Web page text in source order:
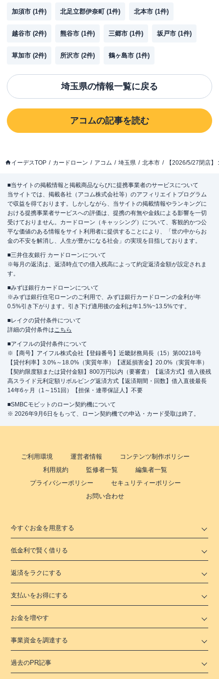
加須市 (1件) 北足立郡伊奈町 (1件) 北本市 (1件)
越谷市 (2件) 熊谷市 (1件) 三郷市 (1件) 坂戸市 (1件)
草加市 (2件) 所沢市 (2件) 鶴ヶ島市 (1件)
埼玉県の情報一覧に戻る
アコムの記事を読む
イーデスTOP カードローン アコム 埼玉県 北本市 【2026/5/27閉店
■当サイトの掲載情報と掲載商品ならびに提携事業者のサービスについて
当サイトでは、掲載各社（アコム株式会社等）のアフィリエイトプログラム
で収益を得ております。しかしながら、当サイトの掲載情報やランキングに
おける提携事業者サービスへの評価は、提携の有無や金銭による影響を一切
受けておりません。カードローン（キャッシング）について、客観的かつ公
平な価値のある情報をサイト利用者に提供することにより、「世の中からお
金の不安を解消し、人生が豊かになる社会」の実現を目指しております。
■三井住友銀行 カードローンについて
※毎月の返済は、返済時点での借入残高によって約定返済金額が設定されま
す。
■みずほ銀行カードローンについて
※みずほ銀行住宅ローンのご利用で、みずほ銀行カードローンの金利が年
0.5%引き下がります。引き下げ適用後の金利は年1.5%~13.5%です。
■レイクの貸付条件について
詳細の貸付条件はこちら
■アイフルの貸付条件について
※【商号】アイフル株式会社【登録番号】近畿財務局長（15）第00218号
【貸付利率】3.0%～18.0%（実質年率）【遅延損害金】20.0%（実質年率）
【契約限度額または貸付金額】800万円以内（要審査）【返済方式】借入後残
高スライド元利定額リボルビング返済方式【返済期間・回数】借入直後最長
14年6ヶ月（1～151回）【担保・連帯保証人】不要
■SMBCモビットのローン契約機について
※ 2026年9月6日をもって、ローン契約機での申込・カード受取は終了。
ご利用環境 運営者情報
コンテンツ制作ポリシー
利用規約
監修者一覧
編集者一覧
プライバシーポリシー
セキュリティーポリシー
お問い合わせ
今すぐお金を用意する
低金利で賢く借りる
返済をラクにする
支払いをお得にする
お金を増やす
事業資金を調達する
過去のPR記事